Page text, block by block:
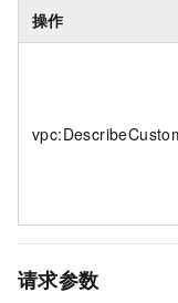
操作
请求参数